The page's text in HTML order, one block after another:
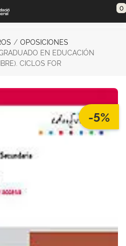
0
OPOSICIONES
EN EDUCACIÓN
CICLOS FOR
-5%